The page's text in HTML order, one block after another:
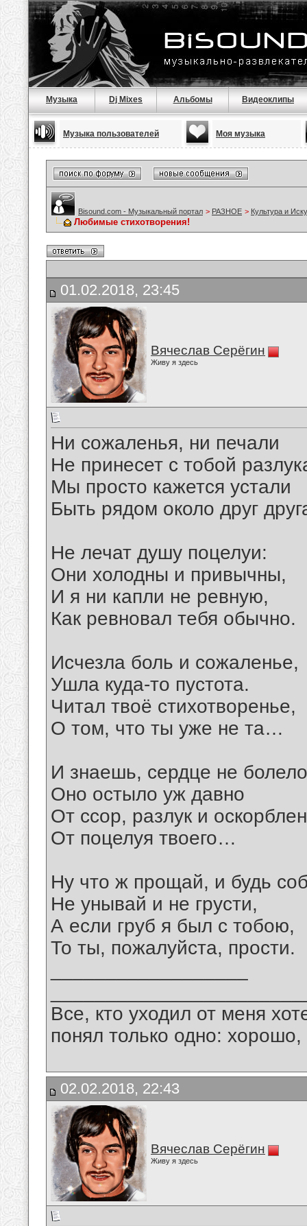
Музыка Dj Mixes Альбомы Видеоклипы
Музыка пользователей Моя музыка
Bisound.com - Музыкальный портал > РАЗНОЕ > Культура и
Любимые стихотворения!
01.02.2018, 23:45
Вячеслав Серёгин
Живу я здесь
Ни сожаленья, ни печали
Не принесет с тобой
Мы просто кажется устали
Быть рядом около друг
Не лечат душу поцелуи:
Они холодны и привычны,
И я ни капли не ревную,
Как ревновал тебя обычно.
Исчезла боль и сожаленье,
Ушла куда-то пустота.
Читал твоё стихотворенье,
О том, что ты уже не та…
И знаешь, сердце не
Оно остыло уж давно
От ссор, разлук и
От поцелуя твоего…
Ну что ж прощай, и будь
Не унывай и не грусти,
А если груб я был с тобою,
То ты, пожалуйста, прости.
Все, кто уходил от меня
понял только одно:
02.02.2018, 22:43
Вячеслав Серёгин
Живу я здесь